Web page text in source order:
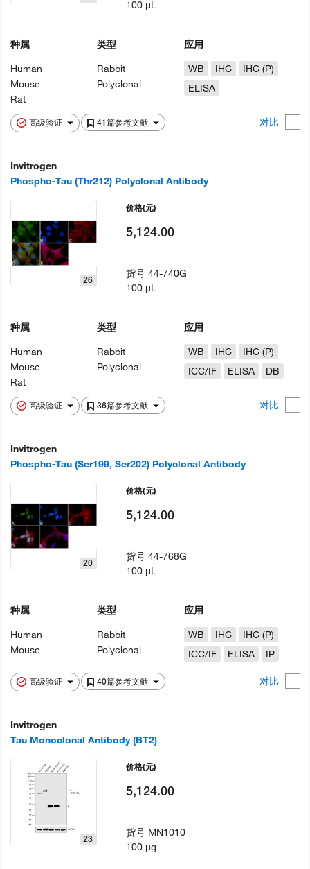
高级验证 41篇参考文献 对比
种属
Human
Mouse
Rat
类型
Rabbit
Polyclonal
应用
WB
IHC
IHC (P)
ELISA
100 µL
Invitrogen
Phospho-Tau (Thr212) Polyclonal Antibody
高级验证 36篇参考文献 对比
26
种属
Human
Mouse
Rat
类型
Rabbit
Polyclonal
应用
WB
IHC
IHC (P)
ICC/IF
ELISA DB
价格(元)
5,124.00
货号44-740G
100 µL
Invitrogen
Phospho-Tau (Ser199, Ser202) Polyclonal Antibody
高级验证 40篇参考文献 对比
20
种属
Human
Mouse
类型
Rabbit
Polyclonal
应用
WB
IHC
IHC (P)
ICC/IF
ELISA IP
价格(元)
5,124.00
货号44-768G
100 µL
Invitrogen
Tau Monoclonal Antibody (BT2)
23
价格(元)
5,124.00
货号 MN1010
100 µg